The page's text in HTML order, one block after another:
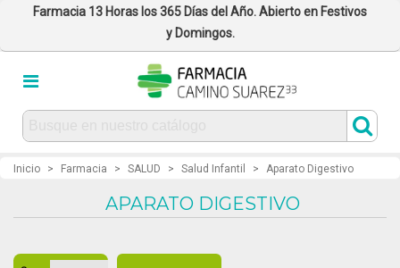
Farmacia 13 Horas los 365 Días del Año. Abierto en Festivos
y Domingos.
Inicio > Farmacia > SALUD > Salud Infantil > Aparato Digestivo
APARATO DIGESTIVO